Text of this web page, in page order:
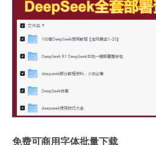
免费可商用字体批量下载